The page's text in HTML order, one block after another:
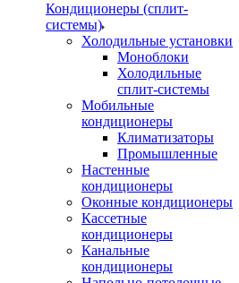
Кондиционеры (сплит-
системы)
Холодильные установки
Моноблоки
Холодильные
сплит-системы
Мобильные
кондиционеры
Климатизаторы
Промышленные
Настенные
кондиционеры
Оконные кондиционеры
Кассетные
кондиционеры
Канальные
кондиционеры